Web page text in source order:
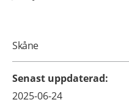
Skåne
Senast uppdaterad:
2025-06-24